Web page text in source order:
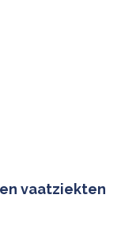
vaatziekten